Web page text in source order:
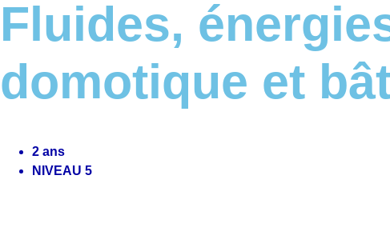
Fluides,
domotique et
2 ans
NIVEAU 5